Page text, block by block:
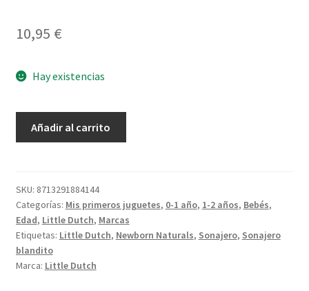
10,95 €
Hay existencias
Naturals
cantidad
Añadir al carrito
SKU: 8713291884144
Categorías: Mis primeros juguetes, 0-1 año, 1-2 años, Bebés,
Edad, Little Dutch, Marcas
Etiquetas: Little Dutch, Newborn Naturals, Sonajero, Sonajero
blandito
Marca: Little Dutch